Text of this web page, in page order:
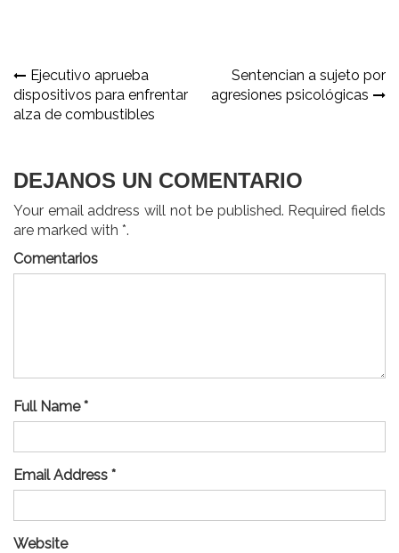
Navegación
de
Ejecutivo aprueba
dispositivos para enfrentar
alza de combustibles
Sentencian a sujeto por
agresiones psicológicas
DEJANOS UN COMENTARIO
Your email address will not be published. Required fields
are marked with *.
Comentarios
Full Name *
Email Address *
Website